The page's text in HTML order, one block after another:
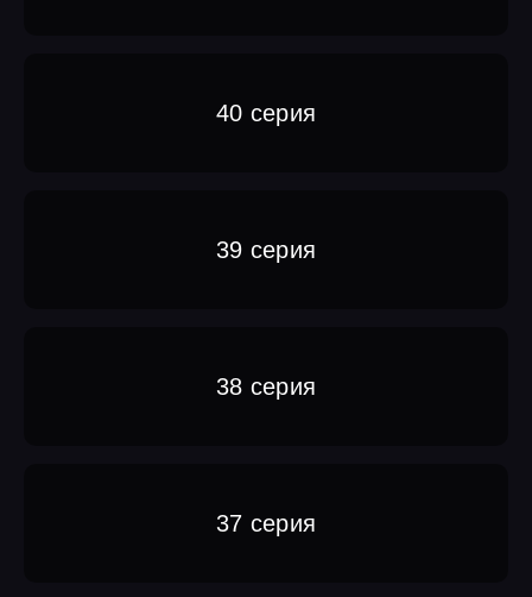
40 серия
39 серия
38 серия
37 серия